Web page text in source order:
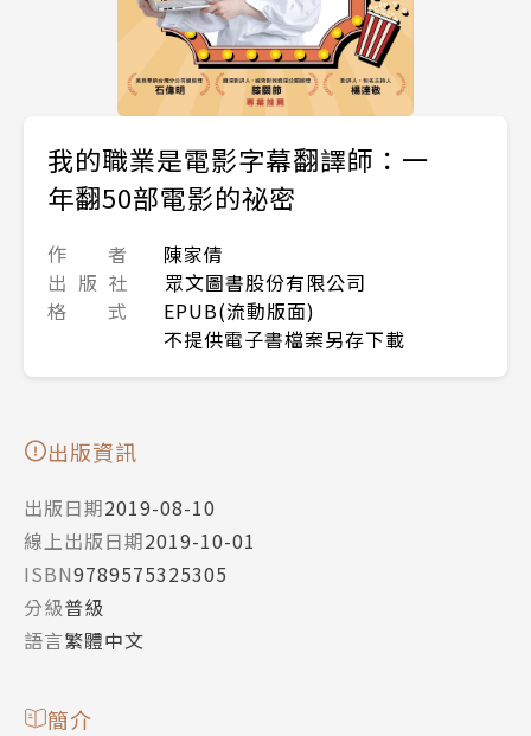
我的職業是電影字幕翻譯師：一
年翻50部電影的祕密
作 者
陳家倩
出 版 社
眾文圖書股份有限公司
格 式
EPUB(流動版面)
不提供電子書檔案另存下載
出版資訊
出版日期2019-08-10
線上出版日期2019-10-01
ISBN9789575325305
分級普級
語言繁體中文
簡介